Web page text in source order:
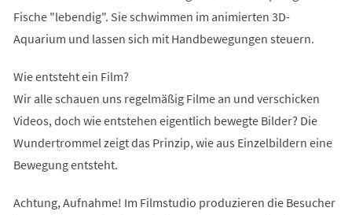
Fische "lebendig". Sie schwimmen im animierten 3D-
Aquarium und lassen sich mit Handbewegungen steuern.
Wie entsteht ein Film?
Wir alle schauen uns regelmäßig Filme an und verschicken
Videos, doch wie entstehen eigentlich bewegte Bilder? Die
Wundertrommel zeigt das Prinzip, wie aus Einzelbildern eine
Bewegung entsteht.
Achtung, Aufnahme! Im Filmstudio produzieren die Besucher